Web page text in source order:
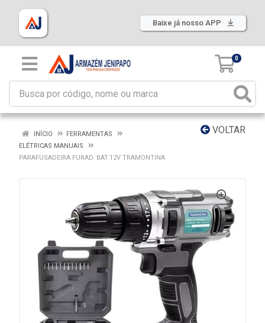
Baixe já nosso APP
0
VOLTAR
INÍCIO
FERRAMENTAS
ELÉTRICAS MANUAIS
PARAFUSADEIRA FURAD. BAT.12V TRAMONTINA